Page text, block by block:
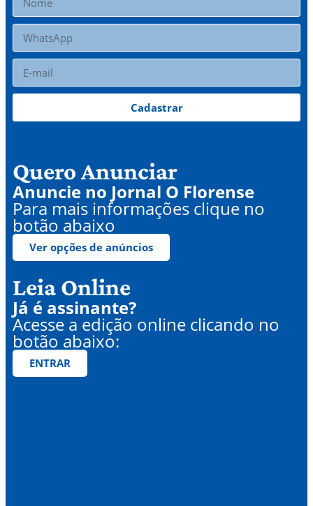
Cadastrar
Quero Anunciar
Anuncie no Jornal O Florense
Para mais informações clique no
botão abaixo
Ver opções de anúncios
Leia Online
Já é assinante?
Acesse a edição online clicando no
botão abaixo:
ENTRAR